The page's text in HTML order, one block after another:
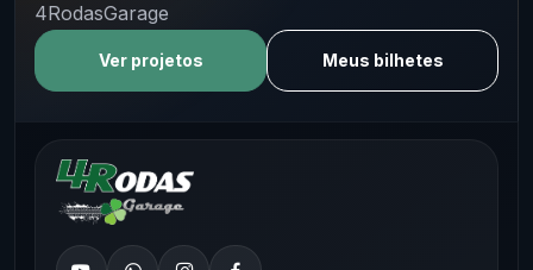
4RodasGarage
Ver projetos Meus bilhetes